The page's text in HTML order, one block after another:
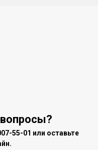
55-01 или оставьте